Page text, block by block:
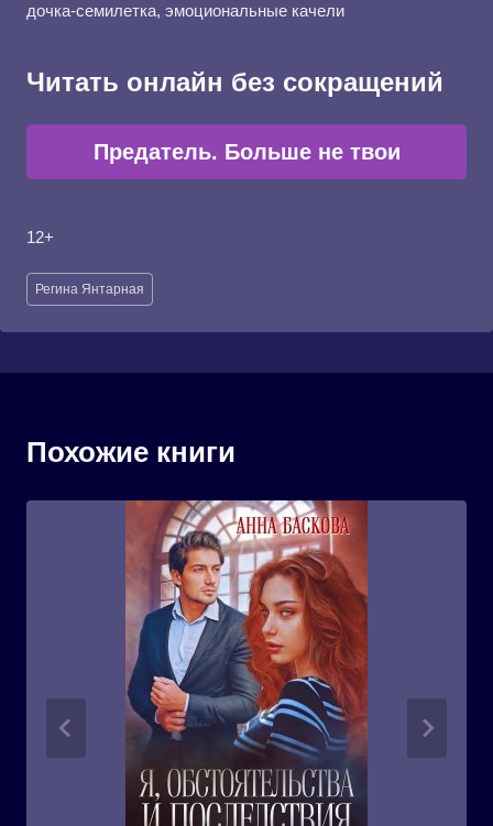
дочка-семилетка, эмоциональные качели
Читать онлайн без сокращений
Предатель. Больше не твои
12+
Метки
записи:
Регина Янтарная
Похожие книги